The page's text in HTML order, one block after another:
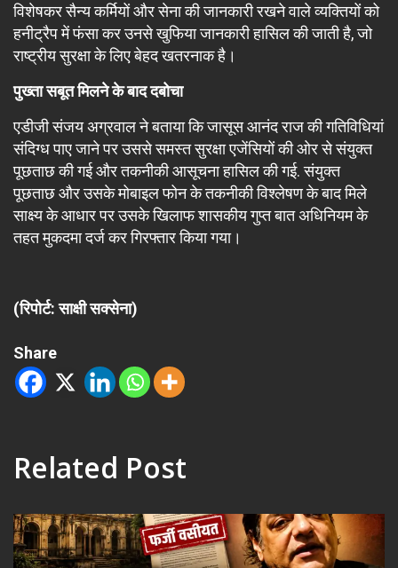
विशेषकर सैन्य कर्मियों और सेना की जानकारी रखने वाले व्यक्तियों को
हनीट्रैप में फंसा कर उनसे खुफिया जानकारी हासिल की जाती है, जो
राष्ट्रीय सुरक्षा के लिए बेहद खतरनाक है।
पुख्ता सबूत मिलने के बाद दबोचा
एडीजी संजय अग्रवाल ने बताया कि जासूस आनंद राज की गतिविधियां
संदिग्ध पाए जाने पर उससे समस्त सुरक्षा एजेंसियों की ओर से संयुक्त
पूछताछ की गई और तकनीकी आसूचना हासिल की गई. संयुक्त
पूछताछ और उसके मोबाइल फोन के तकनीकी विश्लेषण के बाद मिले
साक्ष्य के आधार पर उसके खिलाफ शासकीय गुप्त बात अधिनियम के
तहत मुकदमा दर्ज कर गिरफ्तार किया गया।
(रिपोर्ट: साक्षी सक्सेना)
Share
Related Post